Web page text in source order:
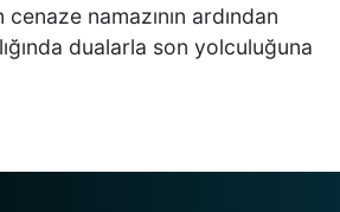
EDİYOR
cenaze namazının ardından
dualarla son yolculuğuna